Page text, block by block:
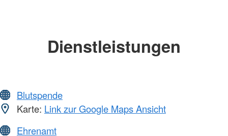
Dienstleistungen
Blutspende
Karte: Link zur Google Maps Ansicht
Ehrenamt